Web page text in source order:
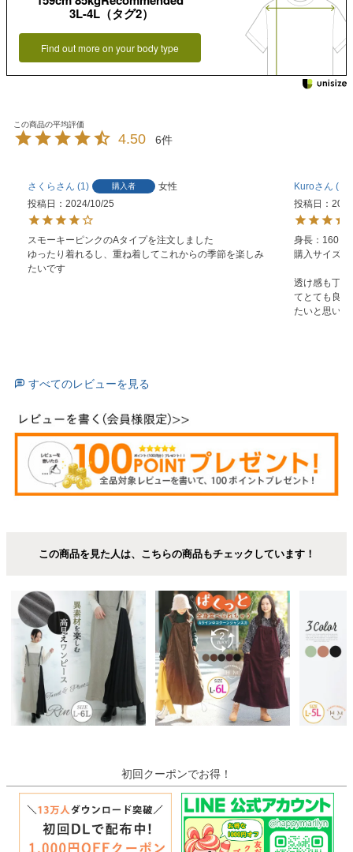
3L-4L（タグ2）
Find out more on your body type
4.50 6
さくら 1 購入者
女性
投稿日
2024/10/25
スモーキーピンクのAタイプを注文しました
ゆったり着れるし、重ね着してこれからの季節を楽しみ
たいです
Kuro
11
投稿日
身長：
購入サイズ
透け感も丁
てとても良
すべてのレビューを見る
この商品を見た人は、こちらの商品もチェックしています！
初回クーポンでお得！